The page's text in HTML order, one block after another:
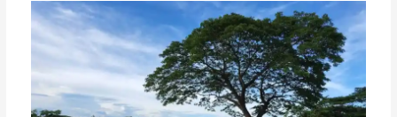
รีวิว
เลอ
เมอริเดียน
เชียงราย
รีสอร์ท
(Le